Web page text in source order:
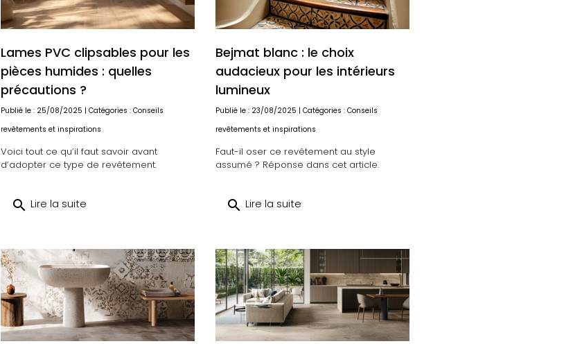
Lames PVC clipsables pour les
pièces humides : quelles
précautions ?
Publié le : 25/08/2025 | Catégories : Conseils
revêtements et inspirations
Voici tout ce qu’il faut savoir avant
d’adopter ce type de revêtement.
search Lire la suite
Bejmat blanc : le choix
audacieux pour les intérieurs
lumineux
Publié le : 23/08/2025 | Catégories : Conseils
revêtements et inspirations
Faut-il oser ce revêtement au style
assumé ? Réponse dans cet article.
search Lire la suite